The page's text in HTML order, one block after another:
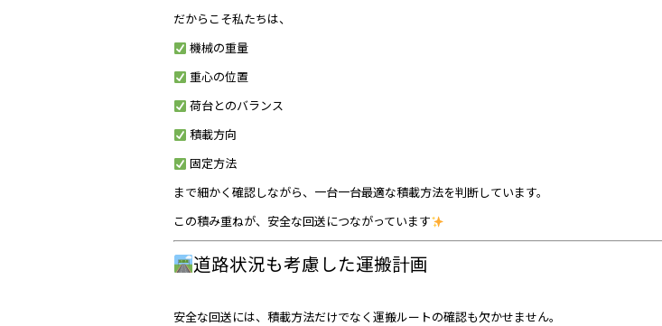
だからこそ私たちは、
機械の重量
重心の位置
荷台とのバランス
積載方向
固定方法
まで細かく確認しながら、一台一台最適な積載方法を判断しています。
この積み重ねが、安全な回送につながっています
道路状況も考慮した運搬計画
安全な回送には、積載方法だけでなく運搬ルートの確認も欠かせません。